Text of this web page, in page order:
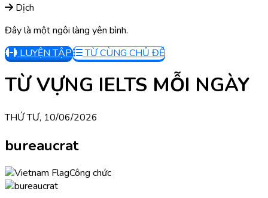
Dịch
Đây là một ngôi làng yên bình.
LUYỆN TẬP
TỪ CÙNG CHỦ ĐỀ
TỪ VỰNG IELTS MỖI NGÀY
THỨ TƯ, 10/06/2026
bureaucrat
Công chức